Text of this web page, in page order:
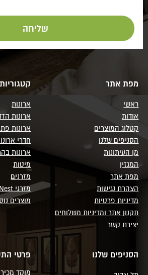
מפת אתר
ראשי
אודות
קטלוג המוצרים
הסניפים שלנו
מן העיתונות
המגזין
מפת אתר
הצהרת נגישות
מדיניות פרטיות
תקנון אתר ומדיניות משלוחים
יצירת קשר
ארונות
ארונות
ארונות
חדרי
ארונות
מיטות
מזרנים
מזרני Nest
מוצרים
הסניפים שלנו פרטי
מוקד